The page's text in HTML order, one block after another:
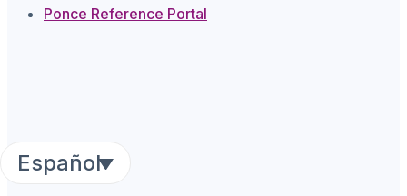
Ponce Reference Portal
Español